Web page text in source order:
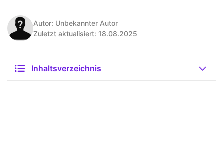
Autor: Unbekannter Autor
Zuletzt aktualisiert: 18.08.2025
Inhaltsverzeichnis